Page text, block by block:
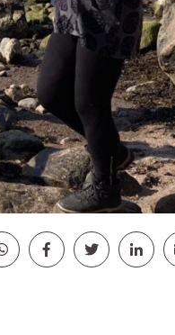
Jaa Whatsapp
Jaa Facebook
Jaa Twitter
Jaa